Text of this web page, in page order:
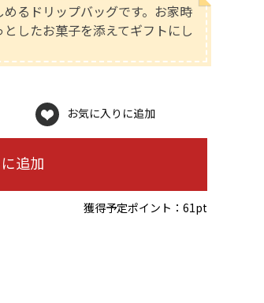
るドリップバッグです。お家時
したお菓子を添えてギフトにし
お気に入りに追加
追加
獲得予定ポイント： 61pt